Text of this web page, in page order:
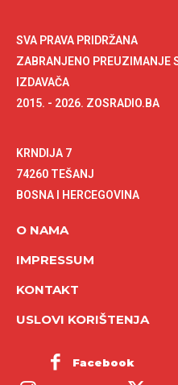
SVA PRAVA PRIDRŽANA
ZABRANJENO PREUZIMANJE
IZDAVAČA
2015. - 2026. ZOSRADIO.BA
KRNDIJA 7
74260 TEŠANJ
BOSNA I HERCEGOVINA
O NAMA
IMPRESSUM
KONTAKT
USLOVI KORIŠTENJA
Facebook